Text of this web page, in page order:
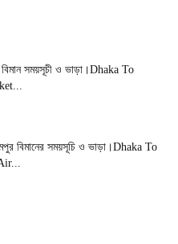
বিমান সময়সূচী ও ভাড়া।Dhaka To
বিমানের সময়সূচি ও ভাড়া।Dhaka To